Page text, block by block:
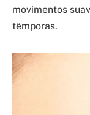
movimentos
têmporas.